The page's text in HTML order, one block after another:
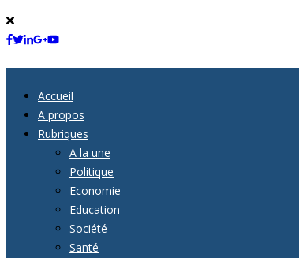
Accueil
A propos
Rubriques
A la une
Politique
Economie
Education
Société
Santé